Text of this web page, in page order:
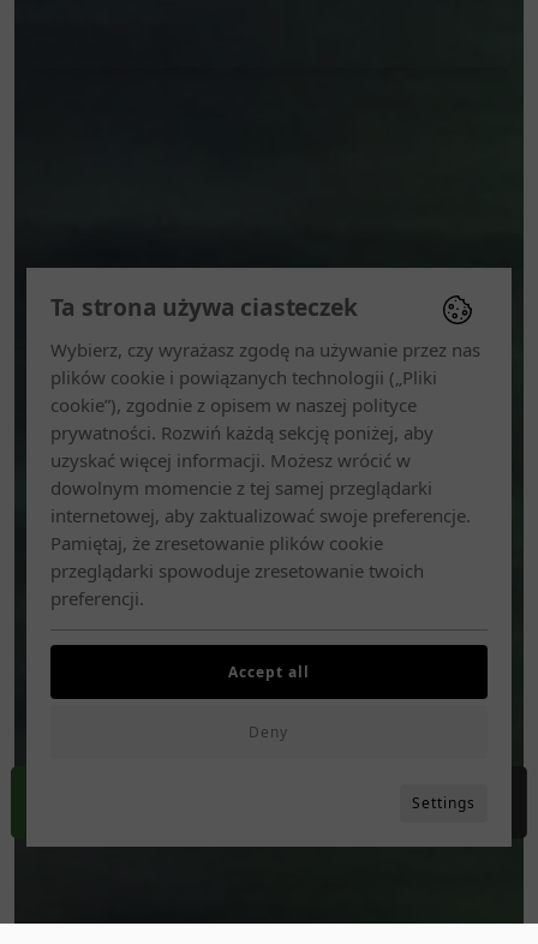
Ta strona używa ciasteczek
Wybierz, czy wyrażasz zgodę na używanie przez nas
plików cookie i powiązanych technologii („Pliki
cookie”), zgodnie z opisem w naszej polityce
prywatności. Rozwiń każdą sekcję poniżej, aby
uzyskać więcej informacji. Możesz wrócić w
dowolnym momencie z tej samej przeglądarki
internetowej, aby zaktualizować swoje preferencje.
Pamiętaj, że zresetowanie plików cookie
przeglądarki spowoduje zresetowanie twoich
preferencji.
Settings
Deny
Accept all